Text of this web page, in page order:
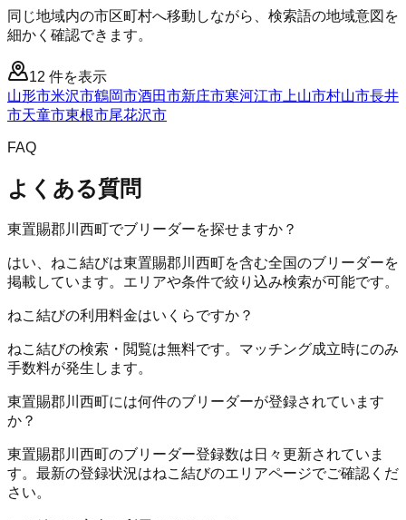
同じ地域内の市区町村へ移動しながら、検索語の地域意図を
細かく確認できます。
12 件を表示
山形市米沢市鶴岡市酒田市新庄市寒河江市 上山市村山市長井
市天童市東根市尾花沢市
FAQ
よくある質問
東置賜郡川西町でブリーダーを探せますか？
はい、ねこ結びは東置賜郡川西町を含む全国のブリーダーを
掲載しています。エリアや条件で絞り込み検索が可能です。
ねこ結びの利用料金はいくらですか？
ねこ結びの検索・閲覧は無料です。マッチング成立時にのみ
手数料が発生します。
東置賜郡川西町には何件のブリーダーが登録されています
か？
東置賜郡川西町のブリーダー登録数は日々更新されていま
す。最新の登録状況はねこ結びのエリアページでご確認くだ
さい。